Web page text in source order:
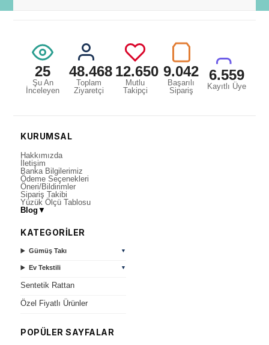
25
Şu An
İnceleyen
48.468
Toplam
Ziyaretçi
12.650
Mutlu
Takipçi
9.042
Başarılı
Sipariş
6.559
Kayıtlı Üye
KURUMSAL
Hakkımızda
İletişim
Banka Bilgilerimiz
Ödeme Seçenekleri
Öneri/Bildirimler
Sipariş Takibi
Yüzük Ölçü Tablosu
Blog ▼
KATEGORİLER
Gümüş Takı ▼
Ev Tekstili ▼
Sentetik Rattan
Özel Fiyatlı Ürünler
POPÜLER SAYFALAR